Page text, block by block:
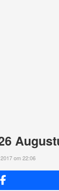
om 22:06